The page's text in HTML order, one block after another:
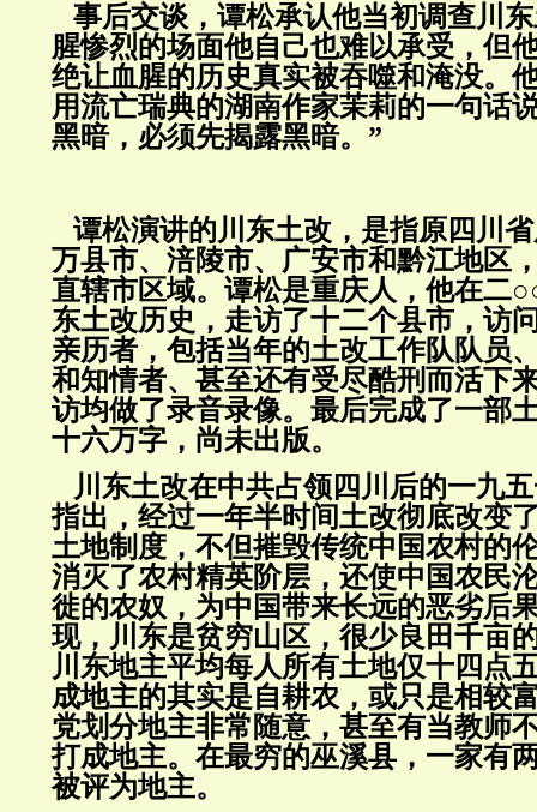
事后交谈，谭松承认他当初调查川
腥惨烈的场面他自己也难以承受，但
绝让血腥的历史真实被吞噬和淹没。
用流亡瑞典的湖南作家茉莉的一句话
黑暗，必须先揭露黑暗。”
谭松演讲的川东土改，是指原四川
万县市、涪陵市、广安市和黔江地区
直辖市区域。谭松是重庆人，他在二
东土改历史，走访了十二个县市，访
亲历者，包括当年的土改工作队队员
和知情者、甚至还有受尽酷刑而活下
访均做了录音录像。最后完成了一部
十六万字，尚未出版。
川东土改在中共占领四川后的一九
指出，经过一年半时间土改彻底改变
土地制度，不但摧毁传统中国农村的
消灭了农村精英阶层，还使中国农民
徙的农奴，为中国带来长远的恶劣后
现，川东是贫穷山区，很少良田千亩
川东地主平均每人所有土地仅十四点
成地主的其实是自耕农，或只是相较
党划分地主非常随意，甚至有当教师
打成地主。在最穷的巫溪县，一家有
被评为地主。